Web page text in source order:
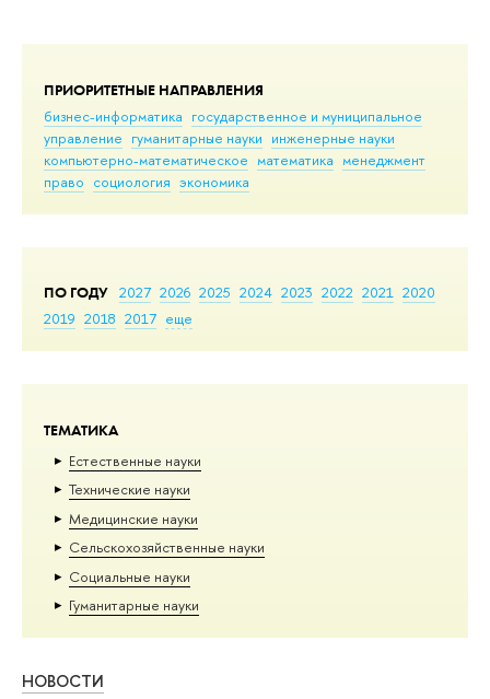
ПРИОРИТЕТНЫЕ НАПРАВЛЕНИЯ
бизнес-информатика государственное и муниципальное
управление гуманитарные науки инженерные науки
компьютерно-математическое математика менеджмент
право социология экономика
ПО ГОДУ 2027 2026 2025 2024 2023 2022 2021 2020
2019 2018 2017 еще
ТЕМАТИКА
Естественные науки
Тех­ничес­кие науки
Медицинские науки
Сельскохозяйственные науки
Социальные науки
Гуманитарные науки
НОВОСТИ